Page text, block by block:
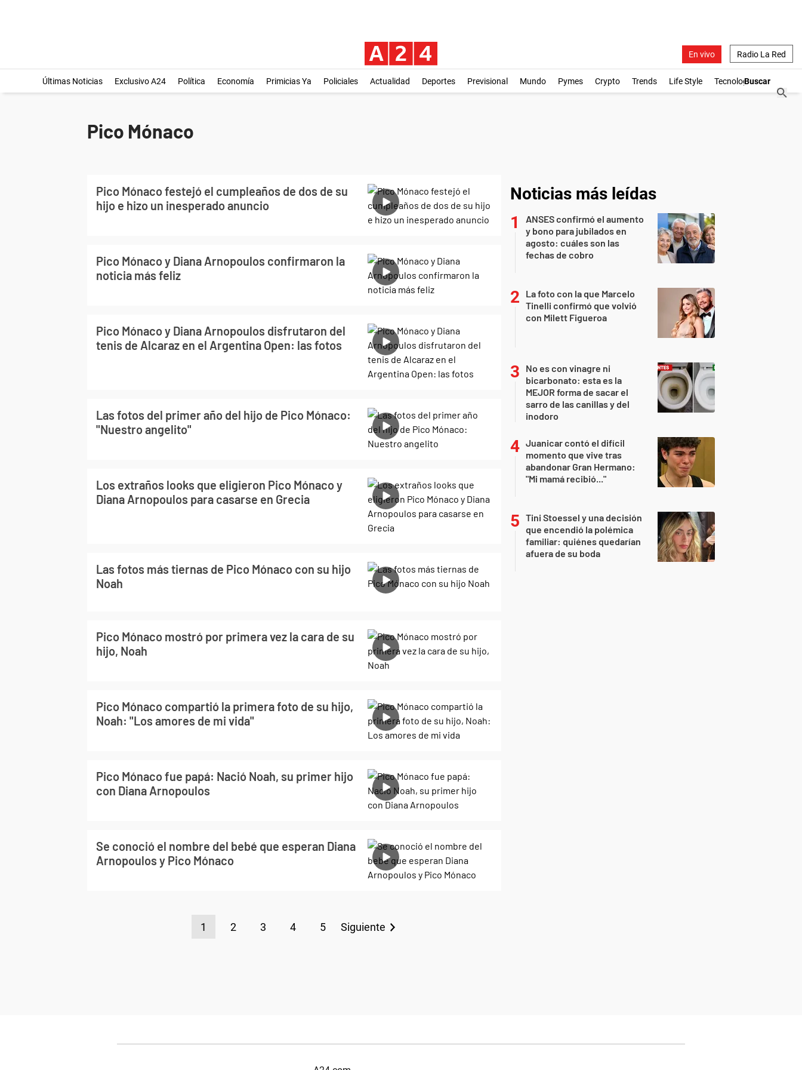
En vivo Radio La Red
Últimas Noticias Exclusivo A24 Política Economía Primicias Ya Policiales Actualidad Deportes Previsional Mundo Pymes Crypto Trends Life Style Tecnología
Pico Mónaco
Pico Mónaco festejó el cumpleaños de dos de su
hijo e hizo un inesperado anuncio
Pico Mónaco y Diana Arnopoulos confirmaron la
noticia más feliz
Pico Mónaco y Diana Arnopoulos disfrutaron del
tenis de Alcaraz en el Argentina Open: las fotos
Las fotos del primer año del hijo de Pico Mónaco:
"Nuestro angelito"
Los extraños looks que eligieron Pico Mónaco y
Diana Arnopoulos para casarse en Grecia
Las fotos más tiernas de Pico Mónaco con su hijo
Noah
Pico Mónaco mostró por primera vez la cara de su
hijo, Noah
Pico Mónaco compartió la primera foto de su hijo,
Noah: "Los amores de mi vida"
Pico Mónaco fue papá: Nació Noah, su primer hijo
con Diana Arnopoulos
Se conoció el nombre del bebé que esperan Diana
Arnopoulos y Pico Mónaco
1 2 3 4 5 Siguiente
Noticias más leídas
ANSES confirmó el aumento
y bono para jubilados en
agosto: cuáles son las
fechas de cobro
La foto con la que Marcelo
Tinelli confirmó que volvió
con Milett Figueroa
No es con vinagre ni
bicarbonato: esta es la
MEJOR forma de sacar el
sarro de las canillas y del
inodoro
Juanicar contó el difícil
momento que vive tras
abandonar Gran Hermano:
"Mi mamá recibió..."
Tini Stoessel y una decisión
que encendió la polémica
familiar: quiénes quedarían
afuera de su boda